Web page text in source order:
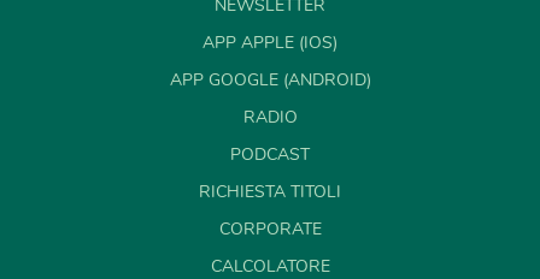
NEWSLETTER
APP APPLE (IOS)
APP GOOGLE (ANDROID)
RADIO
PODCAST
RICHIESTA TITOLI
CORPORATE
CALCOLATORE